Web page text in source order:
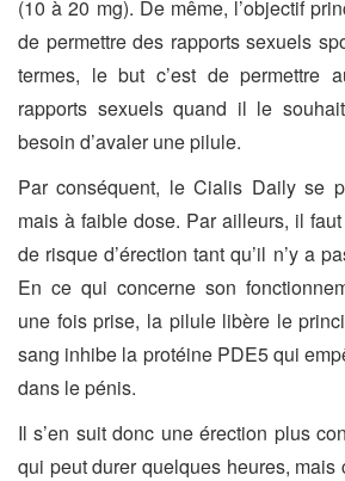
(10 à 20 mg). De même, l’objectif
de permettre des rapports sexuels
termes, le but c’est de permettre
rapports sexuels quand il le
besoin d’avaler une pilule.
Par conséquent, le Cialis Daily se
mais à faible dose. Par ailleurs, il faut
de risque d’érection tant qu’il n’y a
En ce qui concerne son
une fois prise, la pilule libère le
sang inhibe la protéine PDE5 qui
dans le pénis.
Il s’en suit donc une érection plus
qui peut durer quelques heures,